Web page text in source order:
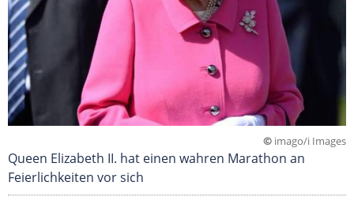
© imago/i Images
Queen Elizabeth II. hat einen wahren Marathon an
Feierlichkeiten vor sich